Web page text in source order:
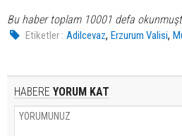
Bu haber toplam 10001 defa
Etiketler : Adilcevaz,Erzurum Valisi,
HABERE YORUM KAT